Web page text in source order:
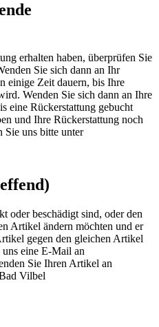
erhalten haben, überprüfen Sie
Sie sich dann an Ihr
einige Zeit dauern, bis Ihre
Wenden Sie sich dann an Ihre
eine Rückerstattung gebucht
und Ihre Rückerstattung noch
Sie uns bitte unter
oder beschädigt sind, oder den
Artikel ändern möchten und er
gegen den gleichen Artikel
uns eine E-Mail an
Sie Ihren Artikel an
Vilbel